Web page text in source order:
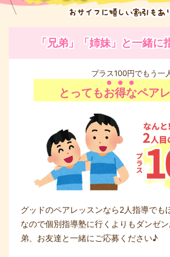
「兄弟」「姉妹」と一緒に
プラス100円でもう一
とってもお得なペア
グッドのペアレッスンなら2人指導でも
なので個別指導塾に行くよりもダンゼ
弟、お友達と一緒にご応募ください♪